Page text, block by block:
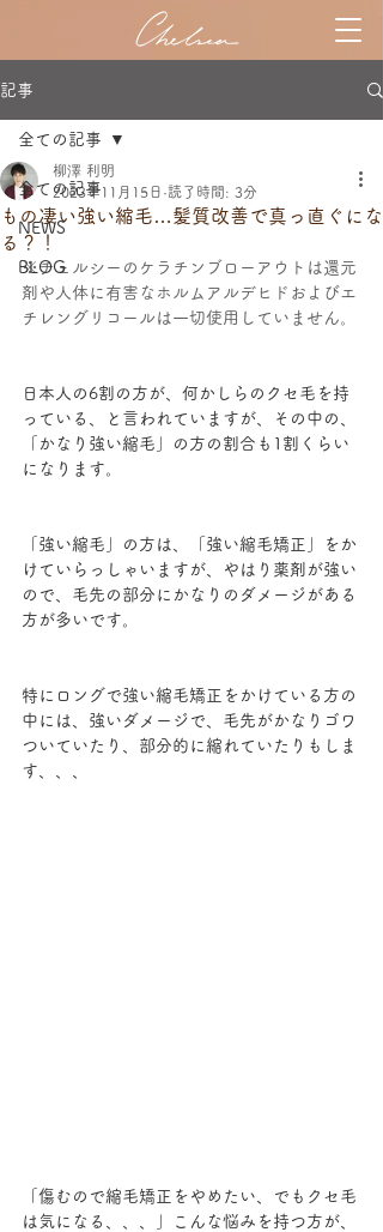
記事
全ての記事
NEWS
BLOG
全ての記事
もの凄い強い縮毛…髪質改善で真っ直ぐにな
る？！
柳澤 利明
2023年11月15日 読了時間: 3分
※チェルシーのケラチンブローアウトは還元
剤や人体に有害なホルムアルデヒドおよびエ
チレングリコールは一切使用していません。
日本人の6割の方が、何かしらのクセ毛を持
っている、と言われていますが、その中の、
「かなり強い縮毛」の方の割合も1割くらい
になります。
「強い縮毛」の方は、「強い縮毛矯正」をか
けていらっしゃいますが、やはり薬剤が強い
ので、毛先の部分にかなりのダメージがある
方が多いです。
特にロングで強い縮毛矯正をかけている方の
中には、強いダメージで、毛先がかなりゴワ
ついていたり、部分的に縮れていたりもしま
す、、、
「傷むので縮毛矯正をやめたい、でもクセ毛
は気になる、、、」こんな悩みを持つ方が、